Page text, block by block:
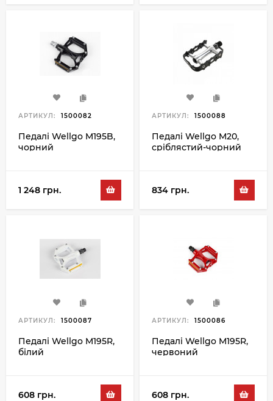
АРТИКУЛ: 1500082
Педалі Wellgo M195B,
чорний
1 248 грн.
АРТИКУЛ: 1500088
Педалі Wellgo M20,
сріблястий-чорний
834 грн.
АРТИКУЛ: 1500087
Педалі Wellgo M195R,
білий
608 грн.
АРТИКУЛ: 1500086
Педалі Wellgo M195R,
червоний
608 грн.